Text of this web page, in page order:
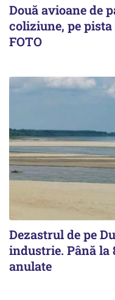
Două avioane de
coliziune, pe
FOTO
Dezastrul de pe
industrie. Până la
anulate